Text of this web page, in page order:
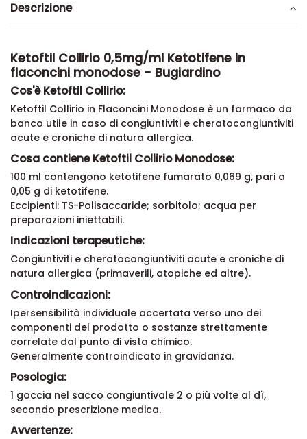
Descrizione
Ketoftil Collirio 0,5mg/ml Ketotifene in
flaconcini monodose - Bugiardino
Cos'è Ketoftil Collirio:
Ketoftil Collirio in Flaconcini Monodose è un farmaco da
banco utile in caso di congiuntiviti e cheratocongiuntiviti
acute e croniche di natura allergica.
Cosa contiene Ketoftil Collirio Monodose:
100 ml contengono ketotifene fumarato 0,069 g, pari a
0,05 g di ketotifene.
Eccipienti: TS-Polisaccaride; sorbitolo; acqua per
preparazioni iniettabili.
Indicazioni terapeutiche:
Congiuntiviti e cheratocongiuntiviti acute e croniche di
natura allergica (primaverili, atopiche ed altre).
Controindicazioni:
Ipersensibilità individuale accertata verso uno dei
componenti del prodotto o sostanze strettamente
correlate dal punto di vista chimico.
Generalmente controindicato in gravidanza.
Posologia:
1 goccia nel sacco congiuntivale 2 o più volte al dì,
secondo prescrizione medica.
Avvertenze: